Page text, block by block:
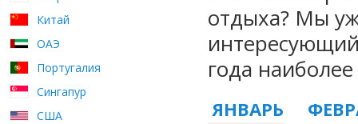
Китай
ОАЭ
Португалия
Сингапур
США
отдыха? Мы
года
ЯНВАРЬ